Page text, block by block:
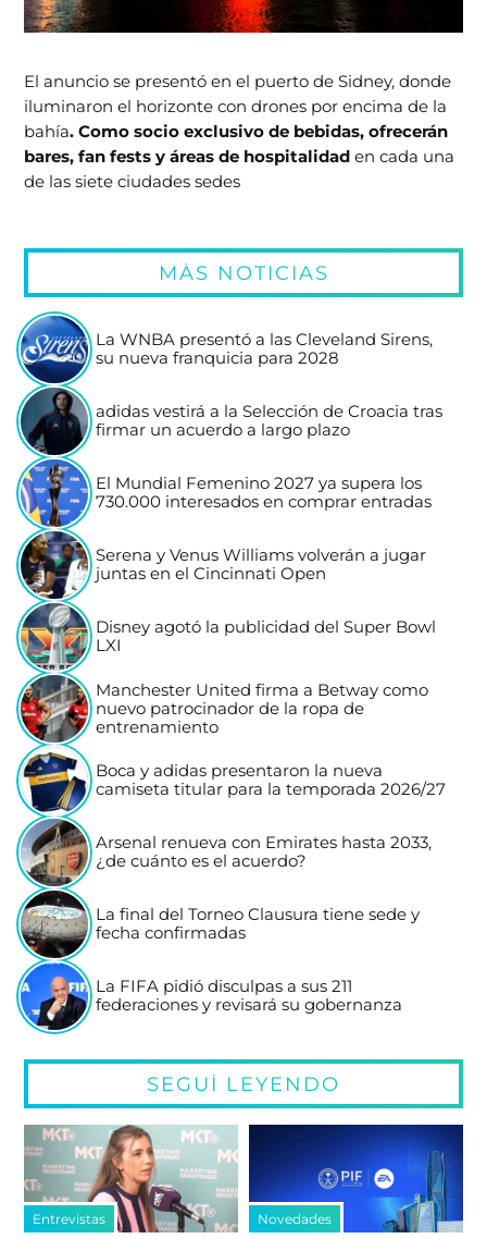
El anuncio se presentó en el puerto de Sidney, donde
iluminaron el horizonte con drones por encima de la
bahía. Como socio exclusivo de bebidas, ofrecerán
bares, fan fests y áreas de hospitalidad en cada una
de las siete ciudades sedes
MÁS NOTICIAS
La WNBA presentó a las Cleveland Sirens,
su nueva franquicia para 2028
adidas vestirá a la Selección de Croacia tras
firmar un acuerdo a largo plazo
El Mundial Femenino 2027 ya supera los
730.000 interesados en comprar entradas
Serena y Venus Williams volverán a jugar
juntas en el Cincinnati Open
Disney agotó la publicidad del Super Bowl
LXI
Manchester United firma a Betway como
nuevo patrocinador de la ropa de
entrenamiento
Boca y adidas presentaron la nueva
camiseta titular para la temporada 2026/27
Arsenal renueva con Emirates hasta 2033,
¿de cuánto es el acuerdo?
La final del Torneo Clausura tiene sede y
fecha confirmadas
La FIFA pidió disculpas a sus 211
federaciones y revisará su gobernanza
SEGUÍ LEYENDO
Entrevistas Novedades